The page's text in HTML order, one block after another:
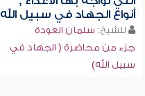
أنواع الجهاد في سبيل الله
للشيخ: سلمان العودة
جزء من محاضرة ( الجهاد في
سبيل الله)